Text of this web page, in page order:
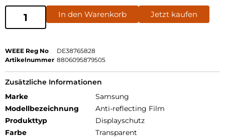
In den Warenkorb Jetzt kaufen
WEEE Reg No
DE38765828
Artikelnummer 8806095879505
Zusätzliche Informationen
Marke
Samsung
Modellbezeichnung
Anti-reflecting Film
Produkttyp
Displayschutz
Farbe
Transparent